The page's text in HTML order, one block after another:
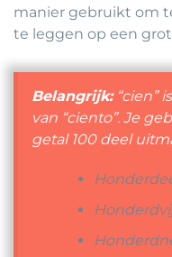
manier gebruikt om
te leggen op een
Belangrijk:“cien”
van “ciento”. Je
getal 100 deel